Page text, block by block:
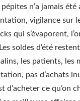
pépites n’a jamais
vigilance sur
qui s’évaporent,
soldes d’été
les patients, les
pas d’achats
d’acheter ce qu’on